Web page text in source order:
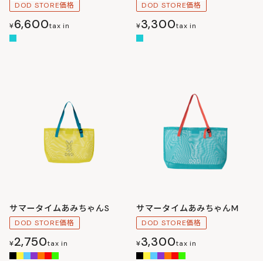
DOD STORE価格
¥6,600tax in
DOD STORE価格
¥3,300tax in
サマータイムあみちゃんS
DOD STORE価格
¥2,750tax in
サマータイムあみちゃんM
DOD STORE価格
¥3,300tax in